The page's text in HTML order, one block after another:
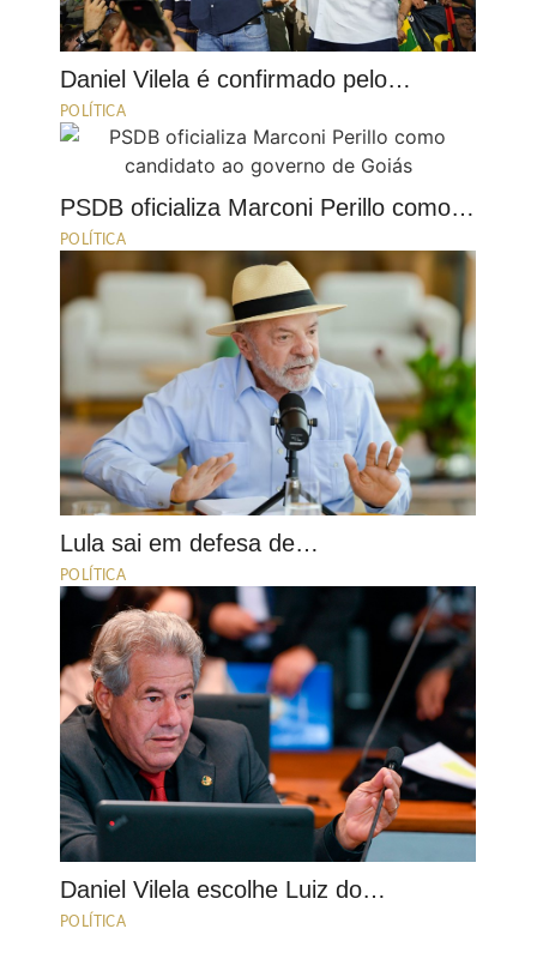
Daniel Vilela é confirmado pelo…
POLÍTICA
PSDB oficializa Marconi Perillo como…
POLÍTICA
Lula sai em defesa de…
POLÍTICA
Daniel Vilela escolhe Luiz do…
POLÍTICA